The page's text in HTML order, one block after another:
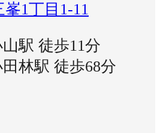
1丁目1-11
駅 徒歩11分
林駅 徒歩68分